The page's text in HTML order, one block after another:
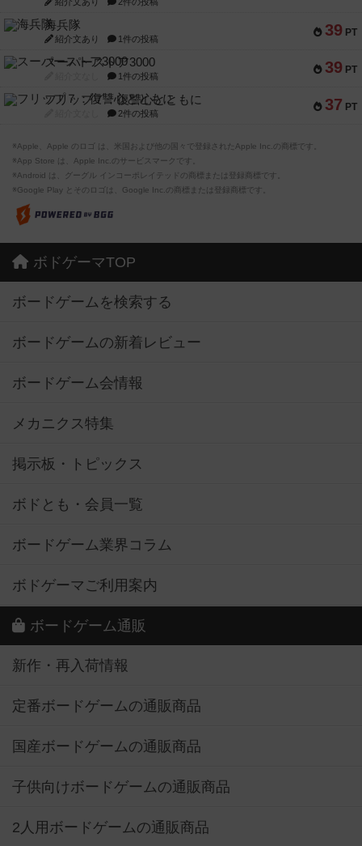
39 PT
海兵隊
紹介文あり 1件の投稿
39 PT
スーパーストア3000
1件の投稿
37 PT
フリップ７：復讐心とともに
2件の投稿
※Apple、Apple のロゴ は、米国および他の国々で登録されたApple Inc.の商標です。
※App Store は、Apple Inc.のサービスマークです。
※Android は、グーグル インコーポレイテッドの商標または登録商標です。
※Google Play とそのロゴは、Google Inc.の商標または登録商標です。
ボドゲーマTOP
ボードゲームを検索する
ボードゲームの新着レビュー
ボードゲーム会情報
メカニクス特集
掲示板・トピックス
ボドとも・会員一覧
ボードゲーム業界コラム
ボドゲーマご利用案内
ボードゲーム通販
新作・再入荷情報
定番ボードゲームの通販商品
国産ボードゲームの通販商品
子供向けボードゲームの通販商品
2人用ボードゲームの通販商品